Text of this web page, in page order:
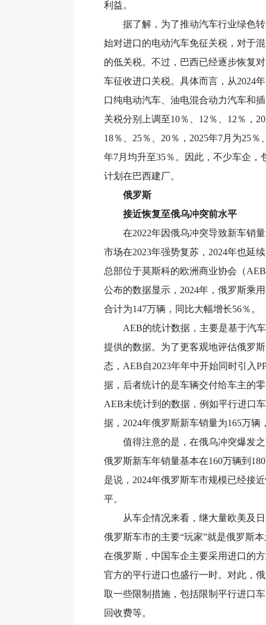
利益。
据了解，为了推动汽车行业绿色转
始对进口的电动汽车免征关税，对于
的低关税。不过，巴西已经逐步恢复
车征收进口关税。具体而言，从2024
口纯电动汽车、油电混合动力汽车和
关税分别上调至10％、12％、12％，
18％、25％、20％，2025年7月为25％
年7月均升至35％。因此，不少车企，
计划在巴西建厂。
俄罗斯
接近恢复至俄乌冲突前水平
在2022年因俄乌冲突导致新车销量
市场在2023年强势复苏，2024年也延
总部位于莫斯科的欧洲商业协会（
公布的数据显示，2024年，俄罗斯乘
合计为147万辆，同比大幅增长56％。
AEB的统计数据，主要是基于汽车
提供的数据。为了更客观地评估俄罗
态，AEB自2023年年中开始同时引入
据，后者统计的是车辆交付给车主的
AEB未统计到的数据，例如平行进口
据，2024年俄罗斯新车销量为165万辆
值得注意的是，在俄乌冲突爆发之
俄罗斯新车年销量基本在160万辆到
是说，2024年俄罗斯车市规模已经接
平。
从车企情况来看，继大量欧美及日
俄罗斯车市的主要“玩家”就是俄罗斯
在俄罗斯，中国车企主要采用进口的
官方的平行进口也盛行一时。对此，
取一些限制措施，包括限制平行进口
回收费等。